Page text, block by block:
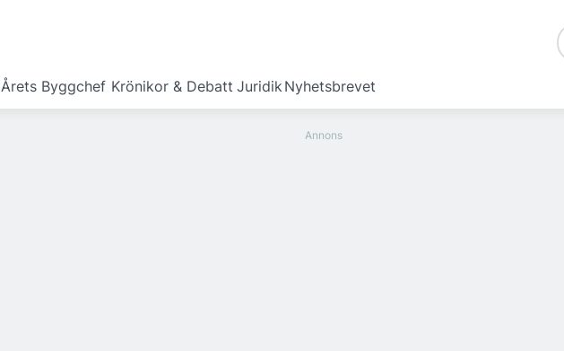
Årets Byggchef Krönikor & Debatt JuridikNyhetsbrevet